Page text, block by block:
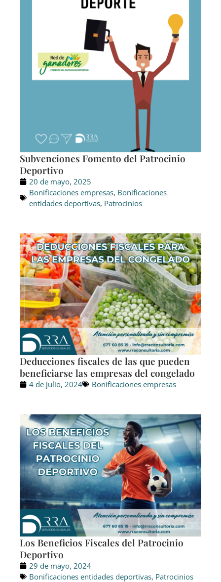
Subvenciones Fomento del Patrocinio
Deportivo
20 de mayo, 2025
Bonificaciones empresas, Bonificaciones
entidades deportivas, Patrocinios
Deducciones fiscales de las que pueden
beneficiarse las empresas del congelado
4 de julio, 2024 Bonificaciones empresas
Los Beneficios Fiscales del Patrocinio
Deportivo
29 de mayo, 2024
Bonificaciones entidades deportivas, Patrocinios